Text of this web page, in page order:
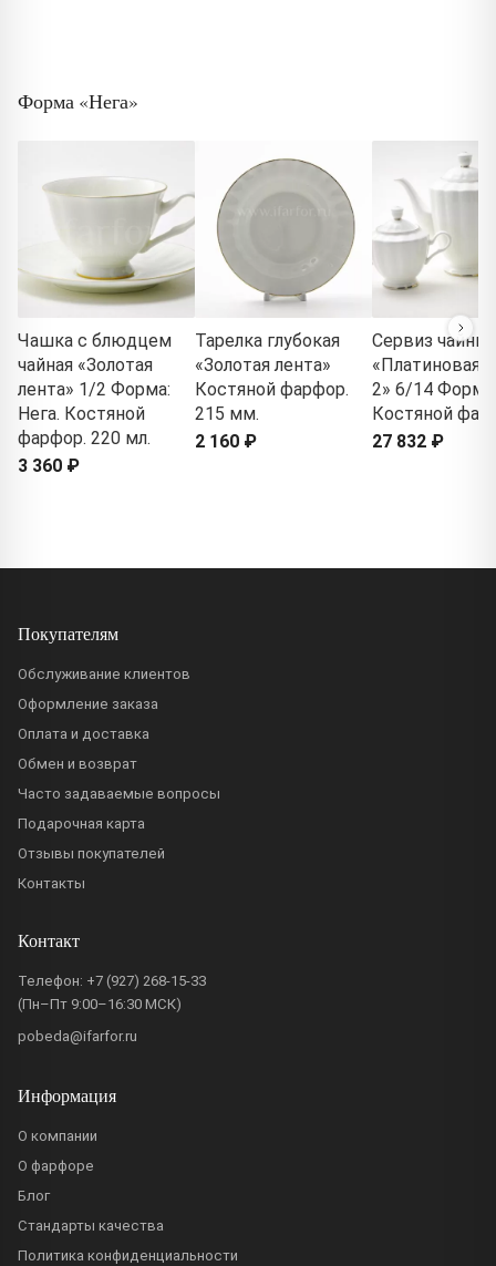
Форма «Нега»
Чашка с блюдцем
чайная «Золотая
лента» 1/2 Форма:
Нега. Костяной
фарфор. 220 мл.
3 360 ₽
Тарелка глубокая
«Золотая лента»
Костяной фарфор.
215 мм.
2 160 ₽
Сервиз
«Платиновая
2» 6/14
Костяной
27 832 ₽
Покупателям
Обслуживание клиентов
Оформление заказа
Оплата и доставка
Обмен и возврат
Часто задаваемые вопросы
Подарочная карта
Отзывы покупателей
Контакты
Контакт
Телефон: +7 (927) 268-15-33
(Пн–Пт 9:00–16:30 МСК)
pobeda@ifarfor.ru
Информация
О компании
О фарфоре
Блог
Стандарты качества
Политика конфиденциальности